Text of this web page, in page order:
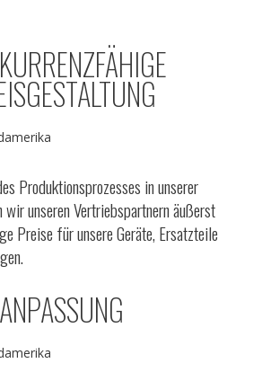
Produktionsprozesses in unserer
unseren Vertriebspartnern äußerst
Preise für unsere Geräte, Ersatzteile
ANPASSUNG